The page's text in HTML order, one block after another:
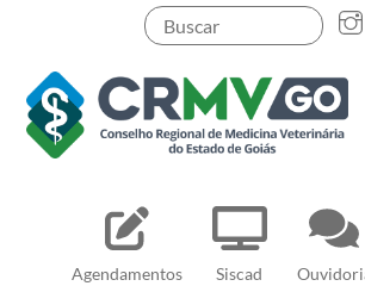
content
Agendamentos Siscad
Pesquisar